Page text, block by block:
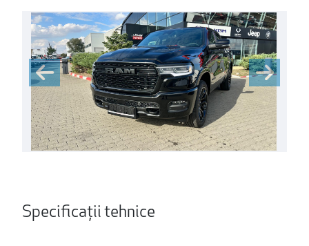
Specificații tehnice